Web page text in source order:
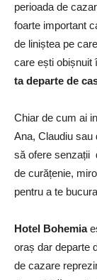
perioada de
foarte important
de liniștea pe
care ești obișnuit
ta departe de
Chiar de cum ai
Ana, Claudiu sau
să ofere senzații
de curățenie,
pentru a te
Hotel Bohemia
oraș dar departe
de cazare